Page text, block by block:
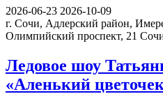
2026-06-23 2026-10-09
г. Сочи, Адлерский район,
Олимпийский проспект, 21
Ледовое шоу
«Аленький